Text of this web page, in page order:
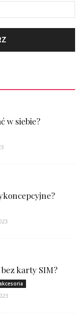
w siebie?
karty SIM?